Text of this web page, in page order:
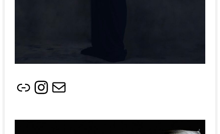
リンクInstagram
メール